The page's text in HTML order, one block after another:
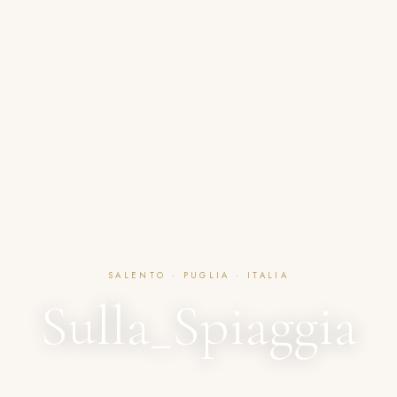
SALENTO · PUGLIA · ITALIA
Sulla_Spiaggia